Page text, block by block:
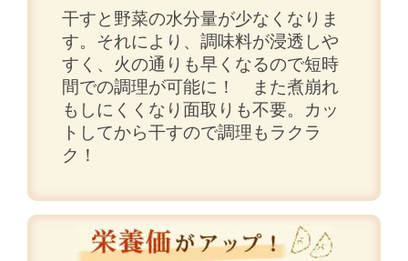
干すと野菜の水分量が少なくなりま
す。それにより、調味料が浸透しや
すく、火の通りも早くなるので短時
間での調理が可能に！ また煮崩れ
もしにくくなり面取りも不要。カッ
トしてから干すので調理もラクラ
ク！